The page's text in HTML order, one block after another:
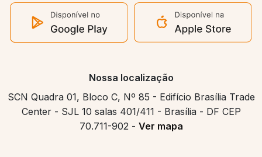
Nossa localização
SCN Quadra 01, Bloco C, Nº 85 - Edifício Brasília Trade
Center - SJL 10 salas 401/411 - Brasília - DF CEP
70.711-902 - Ver mapa